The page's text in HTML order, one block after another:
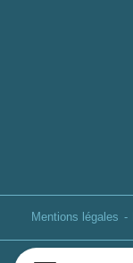
Mentions légales